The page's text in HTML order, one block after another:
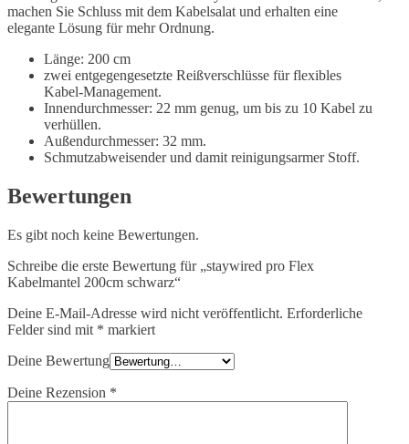
machen Sie Schluss mit dem Kabelsalat und erhalten eine
elegante Lösung für mehr Ordnung.
Länge: 200 cm
zwei entgegengesetzte Reißverschlüsse für flexibles
Kabel-Management.
Innendurchmesser: 22 mm genug, um bis zu 10 Kabel zu
verhüllen.
Außendurchmesser: 32 mm.
Schmutzabweisender und damit reinigungsarmer Stoff.
Bewertungen
Es gibt noch keine Bewertungen.
Schreibe die erste Bewertung für „staywired pro Flex
Kabelmantel 200cm schwarz“
Deine E-Mail-Adresse wird nicht veröffentlicht. Erforderliche
Felder sind mit * markiert
Deine Bewertung
Deine Rezension *